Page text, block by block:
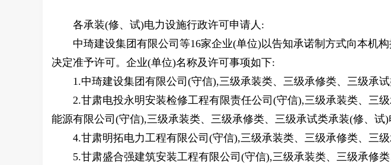
各承装(修、试)电力设施行政许可申请人:
中琦建设集团有限公司等16家企业(单位)以告知承诺制方式向本机
决定准予许可。企业(单位)名称及许可事项如下:
1.中琦建设集团有限公司(守信),三级承装类、三级承修类、三级承
2.甘肃电投永明安装检修工程有限责任公司(守信),三级承装类、
能源有限公司(守信),三级承装类、三级承修类、三级承试类承装(修、试
4.甘肃明拓电力工程有限公司(守信),三级承装类、三级承修类、三
5.甘肃盛合强建筑安装工程有限公司(守信),三级承装类、三级承修